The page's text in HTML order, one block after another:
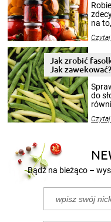
na
Jak zrobić
Jak zawekować?
do
Bądź na bieżąco –